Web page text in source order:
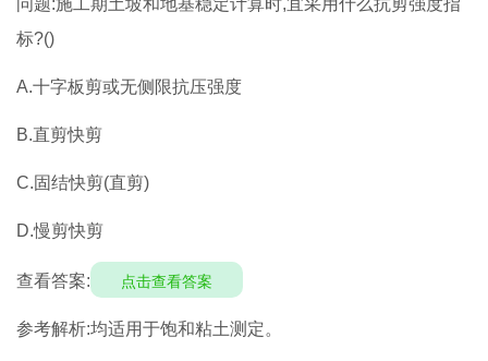
问题:施工期土坡和地基稳定计算时,宜采用什么抗剪强度指
标?()
A.十字板剪或无侧限抗压强度
B.直剪快剪
C.固结快剪(直剪)
D.慢剪快剪
查看答案: 点击查看答案
参考解析:均适用于饱和粘土测定。